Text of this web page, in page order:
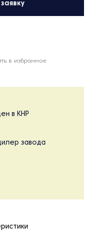
в избранное
в КНР
завода